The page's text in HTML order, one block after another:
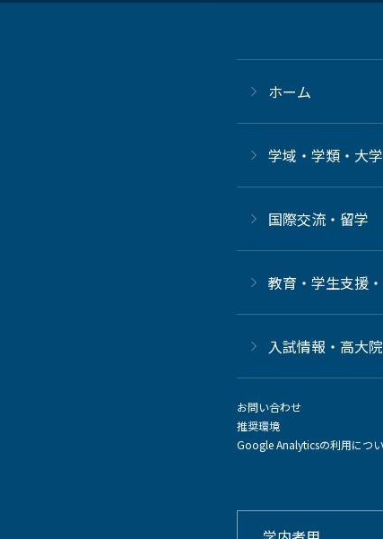
ホーム
学域・学類・大
国際交流・留学
教育・学生支援
⼊試情報・高大
お問い合わせ
推奨環境
Google Analyticsの利用につ